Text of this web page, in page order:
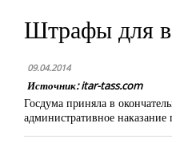
Штрафы для
09.04.2014
Источник: itar-tass.com
Госдума приняла в
административное наказание